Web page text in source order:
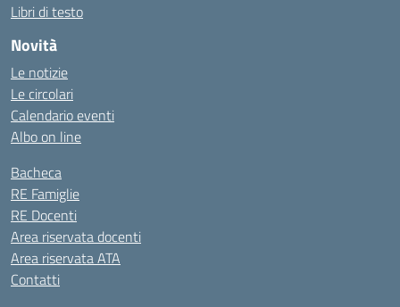
Libri di testo
Novità
Le notizie
Le circolari
Calendario eventi
Albo on line
Bacheca
RE Famiglie
RE Docenti
Area riservata docenti
Area riservata ATA
Contatti